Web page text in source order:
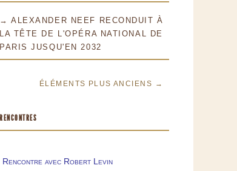
→ ALEXANDER NEEF RECONDUIT À
LA TÊTE DE L'OPÉRA NATIONAL DE
PARIS JUSQU'EN 2032
ÉLÉMENTS PLUS ANCIENS →
RENCONTRES
Rencontre avec Robert Levin